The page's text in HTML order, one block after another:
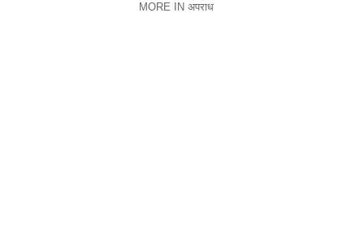
MORE IN अपराध